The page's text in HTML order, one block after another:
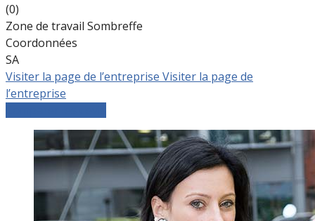
(0)
Zone de travail Sombreffe
Coordonnées
SA
Visiter la page de l’entreprise Visiter la page de
l’entreprise